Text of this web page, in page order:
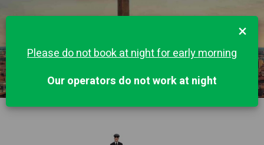
×
Please do not book at night for early morning
Our operators do not work at night